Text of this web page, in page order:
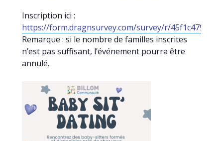
Inscription ici :
https://form.dragnsurvey.com/survey/r/45f1c479
Remarque : si le nombre de familles inscrites
n’est pas suffisant, l’événement pourra être
annulé.